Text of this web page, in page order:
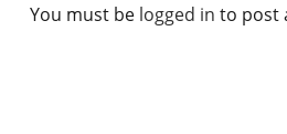
You must be logged in to post